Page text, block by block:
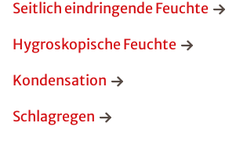
Seitlich eindringende Feuchte
Hygroskopische Feuchte
Kondensation
Schlagregen